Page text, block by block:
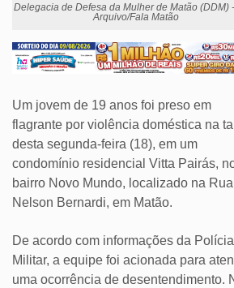
Delegacia de Defesa da Mulher de Matão (DDM)
Arquivo/Fala Matão
Um jovem de 19 anos foi preso em
flagrante por violência doméstica na
desta segunda-feira (18), em um
condomínio residencial Vitta Pairás,
bairro Novo Mundo, localizado na Rua
Nelson Bernardi, em Matão.
De acordo com informações da Polícia
Militar, a equipe foi acionada para
uma ocorrência de desentendimento.